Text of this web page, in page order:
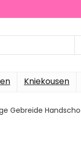
Kniekousen
Gebreide